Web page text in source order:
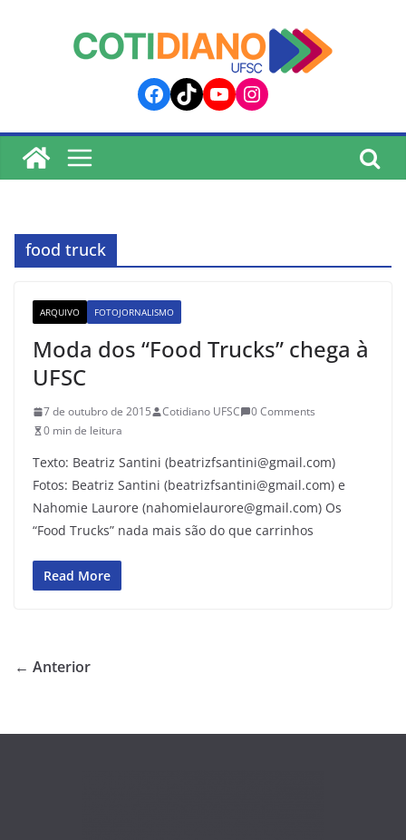
Facebook
TikTokYouTube
Instagram
food truck
ARQUIVO FOTOJORNALISMO
Moda dos “Food Trucks” chega à
UFSC
7 de outubro de 2015 Cotidiano UFSC
0 Comments
0 min de leitura
Texto: Beatriz Santini (beatrizfsantini@gmail.com)
Fotos: Beatriz Santini (beatrizfsantini@gmail.com) e
Nahomie Laurore (nahomielaurore@gmail.com) Os
“Food Trucks” nada mais são do que carrinhos
Read More
← Anterior